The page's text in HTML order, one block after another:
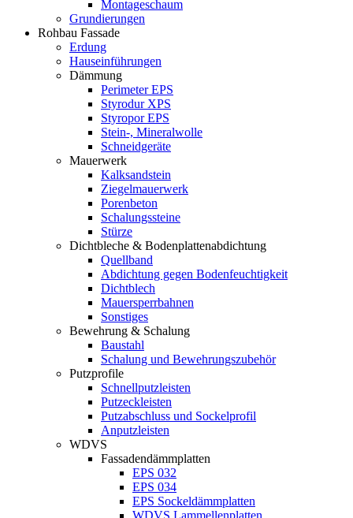
Montageschaum
Grundierungen
Rohbau Fassade
Erdung
Hauseinführungen
Dämmung
Perimeter EPS
Styrodur XPS
Styropor EPS
Stein-, Mineralwolle
Schneidgeräte
Mauerwerk
Kalksandstein
Ziegelmauerwerk
Porenbeton
Schalungssteine
Stürze
Dichtbleche & Bodenplattenabdichtung
Quellband
Abdichtung gegen Bodenfeuchtigkeit
Dichtblech
Mauersperrbahnen
Sonstiges
Bewehrung & Schalung
Baustahl
Schalung und Bewehrungszubehör
Putzprofile
Schnellputzleisten
Putzeckleisten
Putzabschluss und Sockelprofil
Anputzleisten
WDVS
Fassadendämmplatten
EPS 032
EPS 034
EPS Sockeldämmplatten
WDVS Lammellenplatten